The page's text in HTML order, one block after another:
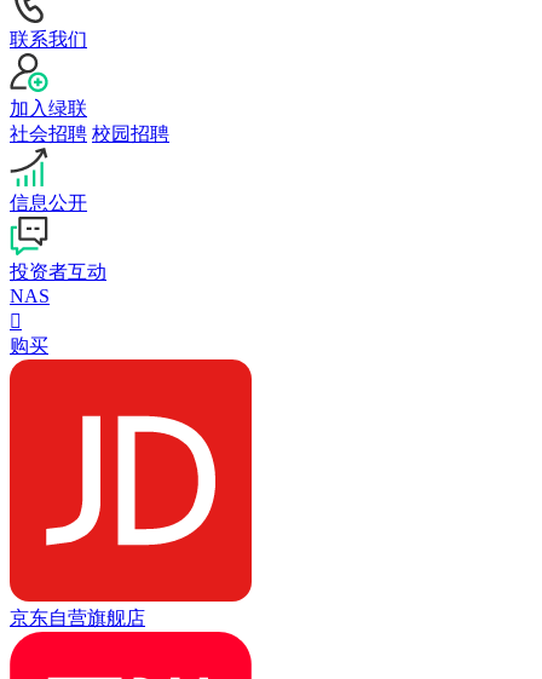
联系我们
加入绿联
社会招聘 校园招聘
信息公开
投资者互动
NAS

购买
京东自营旗舰店